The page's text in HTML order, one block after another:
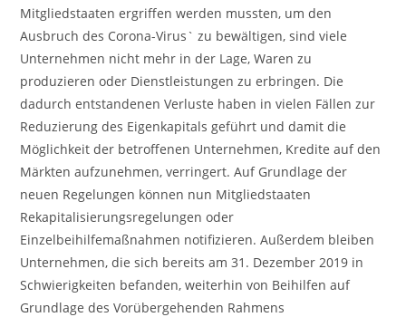
Mitgliedstaaten ergriffen werden mussten, um den
Ausbruch des Corona-Virus` zu bewältigen, sind viele
Unternehmen nicht mehr in der Lage, Waren zu
produzieren oder Dienstleistungen zu erbringen. Die
dadurch entstandenen Verluste haben in vielen Fällen zur
Reduzierung des Eigenkapitals geführt und damit die
Möglichkeit der betroffenen Unternehmen, Kredite auf den
Märkten aufzunehmen, verringert. Auf Grundlage der
neuen Regelungen können nun Mitgliedstaaten
Rekapitalisierungsregelungen oder
Einzelbeihilfemaßnahmen notifizieren. Außerdem bleiben
Unternehmen, die sich bereits am 31. Dezember 2019 in
Schwierigkeiten befanden, weiterhin von Beihilfen auf
Grundlage des Vorübergehenden Rahmens